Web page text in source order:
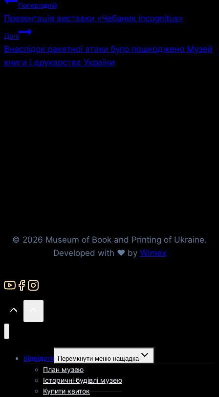
Попередній
Презентація виставки «Чебаник Incognitus»
Далі
Внаслідок ракетної атаки було пошкоджено Музей
книги і друкарства України
© 2026 Museum of Book and Printing of Ukraine.
Developed with ❤ by Wimex
Відвідати Перемкнути меню нащадка
План музею
Історичні будівлі музею
Купити квиток